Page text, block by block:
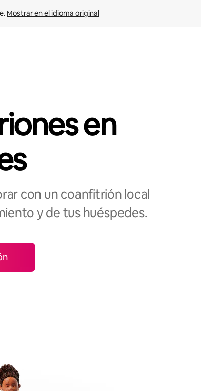
Mostrar en el idioma original
en
con un coanfitrión local
y de tus huéspedes.